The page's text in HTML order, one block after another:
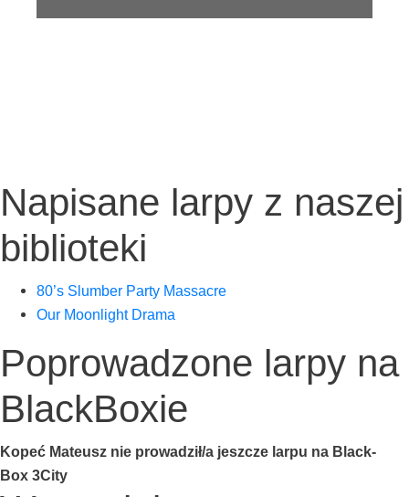
Napisane larpy z naszej
biblioteki
80’s Slum­ber Par­ty Massacre
Our Moon­li­ght Drama
Poprowadzone larpy na
BlackBoxie
Kopeć Mate­usz nie prowadził/a jesz­cze lar­pu na Black­
Box 3City